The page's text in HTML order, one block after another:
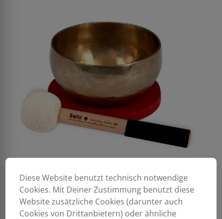
Diese Website benutzt technisch notwendige
Cookies. Mit Deiner Zustimmung benutzt diese
Website zusätzliche Cookies (darunter auch
Cookies von Drittanbietern) oder ähnliche